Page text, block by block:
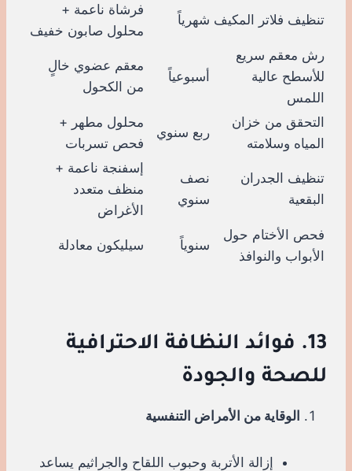
تنظيف فلاتر المكيف شهرياً
فرشاة ناعمة +
محلول صابون خفيف
رش معقم سريع
للأسطح عالية
اللمس
أسبوعياً
معقم عضوي خالٍ
من الكحول
التحقق من خزان
المياه وسلامته
ربع سنوي
محلول مطهر +
فحص تسربات
تنظيف الجدران
البقعية
نصف
سنوي
إسفنجة ناعمة +
منظف متعدد
الأغراض
فحص الأختام حول
الأبواب والنوافذ
سنوياً سيليكون معادلة
13. فوائد النظافة الاحترافية
للصحة والجودة
الوقاية من الأمراض التنفسية
إزالة الأتربة وحبوب اللقاح والجراثيم يساعد